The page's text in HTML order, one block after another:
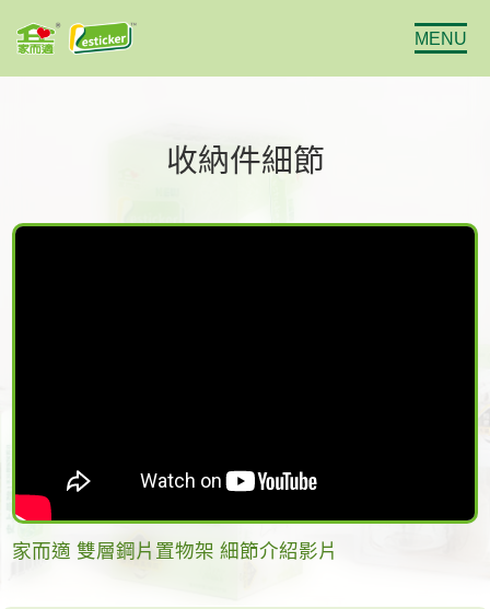
MENU
收納件細節
家而適 雙層鋼片置物架 細節介紹影片